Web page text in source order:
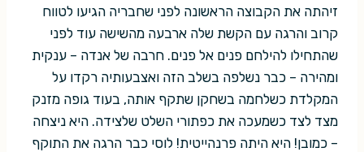
זיהתה את הקבוצה הראשונה לפני שחבריה הגיעו לטווח
קרוב והרגה עם הקשת שלה ארבעה מהשישה עוד לפני
שהתחילו להילחם פנים אל פנים. חרבה של אנדה – ענקית
ומהירה – כבר נשלפה בשלב הזה ואצבעותיה רקדו על
המקלדת כשלחמה בשחקן שתקף אותה, בעוד גופה מזנק
מצד לצד כשמעכה את כפתורי השלט שלצידה. היא ניצחה
– כמובן! היא היתה פרנהייטית! לוסי כבר הרגה את התוקף